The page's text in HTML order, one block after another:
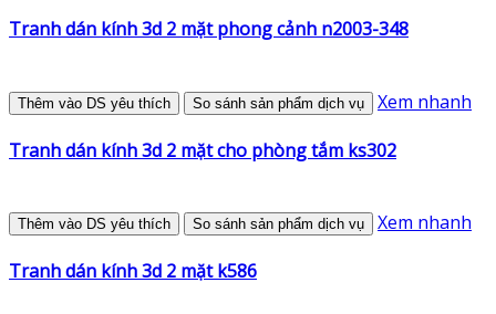
Tranh dán kính 3d 2 mặt phong cảnh n2003-348
Thêm vào DS yêu thích So sánh sản phẩm dịch vụ Xem nhanh
Tranh dán kính 3d 2 mặt cho phòng tắm ks302
Thêm vào DS yêu thích So sánh sản phẩm dịch vụ Xem nhanh
Tranh dán kính 3d 2 mặt k586